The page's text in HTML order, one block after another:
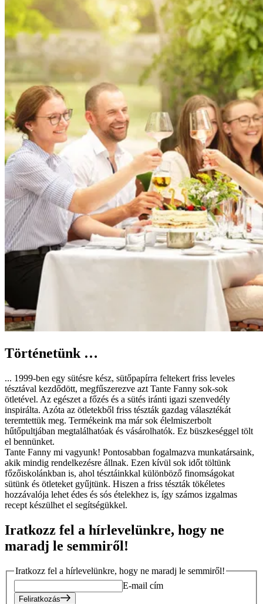
Történetünk …
... 1999-ben egy sütésre kész, sütőpapírra feltekert friss leveles
tésztával kezdődött, megfűszerezve azt Tante Fanny sok-sok
ötletével. Az egészet a főzés és a sütés iránti igazi szenvedély
inspirálta. Azóta az ötletekből friss tészták gazdag választékát
teremtettük meg. Termékeink ma már sok élelmiszerbolt
hűtőpultjában megtalálhatóak és vásárolhatók. Ez büszkeséggel tölt
el bennünket.
Tante Fanny mi vagyunk! Pontosabban fogalmazva munkatársaink,
akik mindig rendelkezésre állnak. Ezen kívül sok időt töltünk
főzőiskolánkban is, ahol tésztáinkkal különböző finomságokat
sütünk és ötleteket gyűjtünk. Hiszen a friss tészták tökéletes
hozzávalója lehet édes és sós ételekhez is, így számos izgalmas
recept készülhet el segítségükkel.
Iratkozz fel a hírlevelünkre, hogy ne
maradj le semmiről!
Iratkozz fel a hírlevelünkre, hogy ne maradj le semmiről!
E-mail cím
Feliratkozás